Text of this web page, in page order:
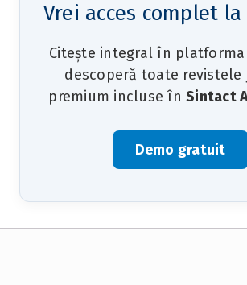
Vrei acces complet
Citește integral în platforma
descoperă toate revistele
premium incluse în Sintact
Demo gratuit